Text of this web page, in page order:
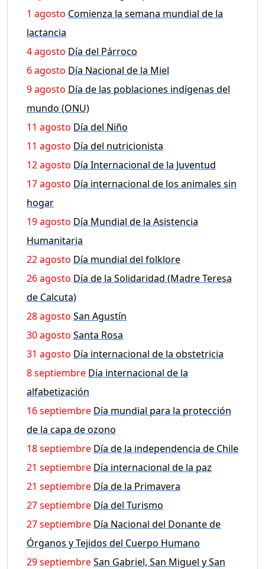
1 agosto Comienza la semana mundial de la
lactancia
4 agosto Día del Párroco
6 agosto Día Nacional de la Miel
9 agosto Día de las poblaciones indígenas del
mundo (ONU)
11 agosto Día del Niño
11 agosto Día del nutricionista
12 agosto Día Internacional de la Juventud
17 agosto Día internacional de los animales sin
hogar
19 agosto Día Mundial de la Asistencia
Humanitaria
22 agosto Día mundial del folklore
26 agosto Día de la Solidaridad (Madre Teresa
de Calcuta)
28 agosto San Agustín
30 agosto Santa Rosa
31 agosto Día internacional de la obstetricia
8 septiembre Día internacional de la
alfabetización
16 septiembre Día mundial para la protección
de la capa de ozono
18 septiembre Día de la independencia de Chile
21 septiembre Día internacional de la paz
21 septiembre Día de la Primavera
27 septiembre Día del Turismo
27 septiembre Día Nacional del Donante de
Órganos y Tejidos del Cuerpo Humano
29 septiembreSan Gabriel, San Miguel y San